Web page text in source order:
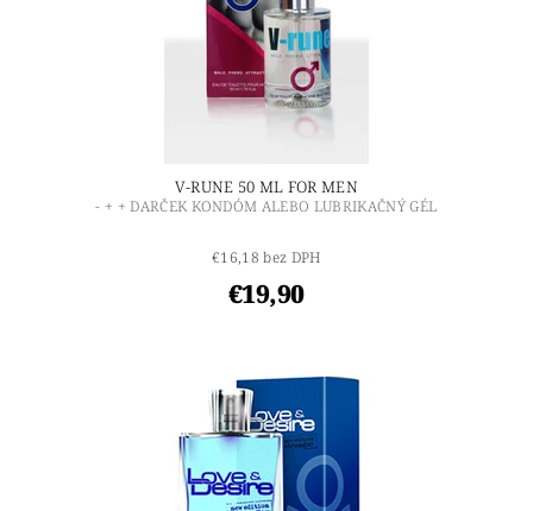
V-RUNE 50 ML FOR MEN
- + + DARČEK KONDÓM ALEBO LUBRIKAČNÝ GÉL
€16,18 bez DPH
€19,90